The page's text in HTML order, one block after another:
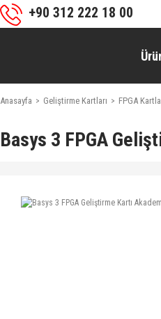
+90 312 222 18 00
Anasayfa Geliştirme Kartları FPGA
Basys 3 FPGA